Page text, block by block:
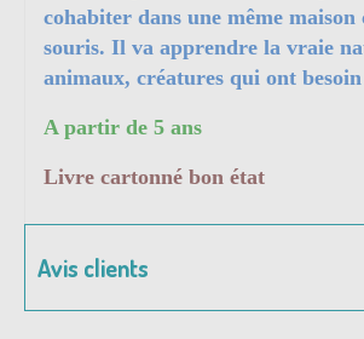
cohabiter dans une même maison
souris. Il va apprendre la vraie
animaux, créatures qui ont
A partir de 5 ans
Livre cartonné bon état
Avis clients